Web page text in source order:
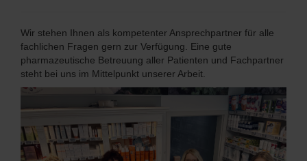
Wir stehen Ihnen als kompetenter Ansprechpartner für alle
fachlichen Fragen gern zur Verfügung. Eine gute
pharmazeutische Betreuung aller Patienten und Fachpartner
steht bei uns im Mittelpunkt unserer Arbeit.